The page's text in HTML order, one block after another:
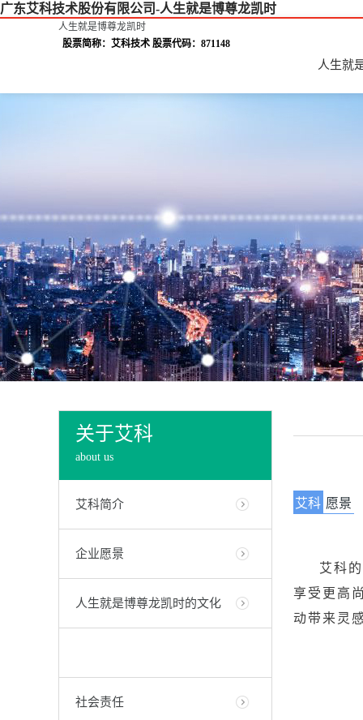
广东艾科技术股份有限公司-人生就是博尊龙凯时
人生就是博尊龙凯时
股票简称：艾科技术 股票代码：871148
人生就
关于艾科
about us
艾科简介
企业愿景
人生就是博尊龙凯时的文化
社会责任
艾科 愿景
艾科
享受更高
动带来灵